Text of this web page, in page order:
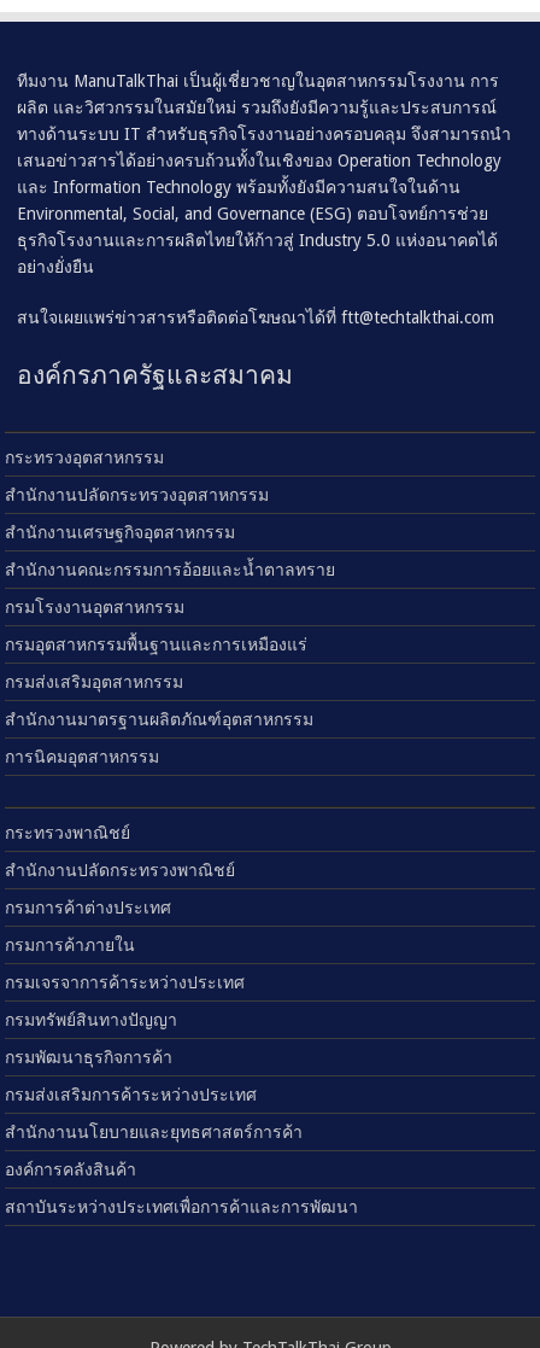
ทีมงาน ManuTalkThai เป็นผู้เชี่ยวชาญในอุตสาหกรรมโรงงาน การ
ผลิต และวิศวกรรมในสมัยใหม่ รวมถึงยังมีความรู้และประสบการณ์
ทางด้านระบบ IT สำหรับธุรกิจโรงงานอย่างครอบคลุม จึงสามารถนำ
เสนอข่าวสารได้อย่างครบถ้วนทั้งในเชิงของ Operation Technology
และ Information Technology พร้อมทั้งยังมีความสนใจในด้าน
Environmental, Social, and Governance (ESG) ตอบโจทย์การช่วย
ธุรกิจโรงงานและการผลิตไทยให้ก้าวสู่ Industry 5.0 แห่งอนาคตได้
อย่างยั่งยืน
สนใจเผยแพร่ข่าวสารหรือติดต่อโฆษณาได้ที่ftt@techtalkthai.com
องค์กรภาครัฐและสมาคม
กระทรวงอุตสาหกรรม
สำนักงานปลัดกระทรวงอุตสาหกรรม
สำนักงานเศรษฐกิจอุตสาหกรรม
สำนักงานคณะกรรมการอ้อยและน้ำตาลทราย
กรมโรงงานอุตสาหกรรม
กรมอุตสาหกรรมพื้นฐานและการเหมืองแร่
กรมส่งเสริมอุตสาหกรรม
สำนักงานมาตรฐานผลิตภัณฑ์อุตสาหกรรม
การนิคมอุตสาหกรรม
กระทรวงพาณิชย์
สำนักงานปลัดกระทรวงพาณิชย์
กรมการค้าต่างประเทศ
กรมการค้าภายใน
กรมเจรจาการค้าระหว่างประเทศ
กรมทรัพย์สินทางปัญญา
กรมพัฒนาธุรกิจการค้า
กรมส่งเสริมการค้าระหว่างประเทศ
สำนักงานนโยบายและยุทธศาสตร์การค้า
องค์การคลังสินค้า
สถาบันระหว่างประเทศเพื่อการค้าและการพัฒนา